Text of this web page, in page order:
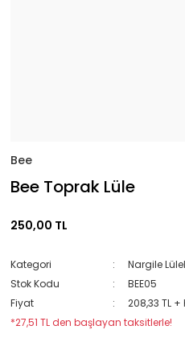
Bee
Bee Toprak Lüle
250,00 TL
Kategori
Nargile
Stok Kodu
BEE05
Fiyat
208,33 TL +
*27,51 TL den başlayan taksitlerle!